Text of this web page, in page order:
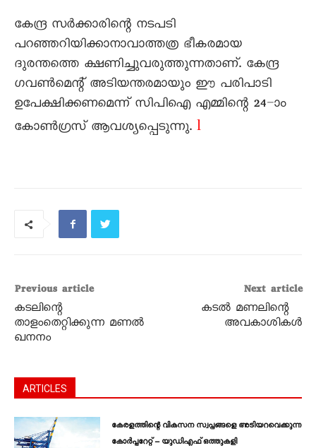
കേന്ദ്ര സർക്കാരിന്റെ നടപടി
പറഞ്ഞറിയിക്കാനാവാത്തത്ര ഭീകരമായ
ദുരന്തത്തെ ക്ഷണിച്ചുവരുത്തുന്നതാണ്. കേന്ദ്ര
ഗവൺമെന്റ് അടിയന്തരമായും ഈ പരിപാടി
ഉപേക്ഷിക്കണമെന്ന് സിപിഐ എമ്മിന്റെ 24–ാം
കോൺഗ്രസ് ആവശ്യപ്പെടുന്നു. l
Previous article
കടലിന്റെ
താളംതെറ്റിക്കുന്ന മണൽ
ഖനനം
Next article
കടൽ മണലിന്റെ
അവകാശികൾ
ARTICLES
കേരളത്തിന്റെ വികസന സ്വപ്നങ്ങളെ അടിയറവെക്കുന്ന
കോർപ്പറേറ്റ് – യുഡിഎഫ് ഒത്തുകളി